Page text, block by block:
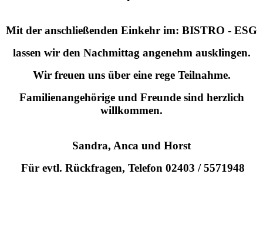
Mit der anschließenden Einkehr im: BISTRO - ESG
lassen wir den Nachmittag angenehm ausklingen.
Wir freuen uns über eine rege Teilnahme.
Familienangehörige und Freunde sind herzlich
willkommen.
Sandra, Anca und Horst
Für evtl. Rückfragen, Telefon 02403 / 5571948